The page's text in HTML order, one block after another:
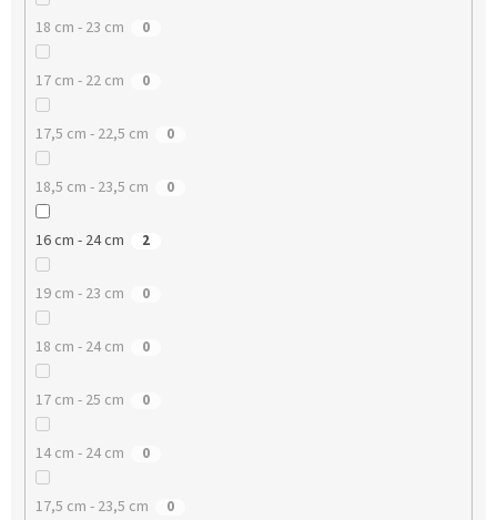
18 cm - 23 cm 0
17 cm - 22 cm 0
17,5 cm - 22,5 cm 0
18,5 cm - 23,5 cm 0
16 cm - 24 cm 2
19 cm - 23 cm 0
18 cm - 24 cm 0
17 cm - 25 cm 0
14 cm - 24 cm 0
17,5 cm - 23,5 cm 0